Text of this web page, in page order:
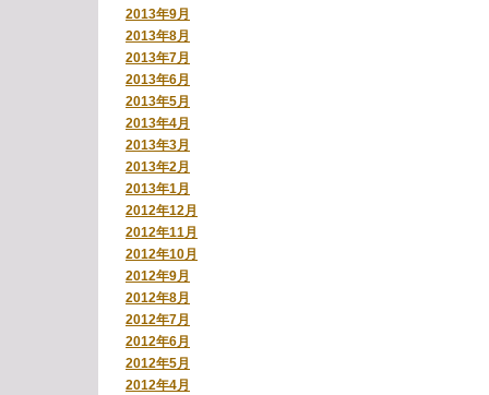
2013年9月
2013年8月
2013年7月
2013年6月
2013年5月
2013年4月
2013年3月
2013年2月
2013年1月
2012年12月
2012年11月
2012年10月
2012年9月
2012年8月
2012年7月
2012年6月
2012年5月
2012年4月